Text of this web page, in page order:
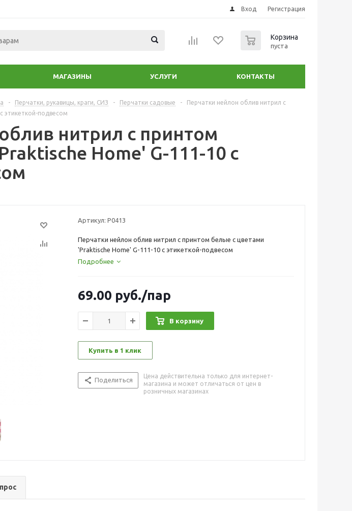
Вход Регистрация
Корзина
пуста
МАГАЗИНЫ УСЛУГИ КОНТАКТЫ
- Перчатки, рукавицы, краги, СИЗ - Перчатки садовые -
Перчатки нейлон облив нитрил с
этикеткой-подвесом
нитрил с принтом
Home' G-111-10 с
Артикул: Р0413
Перчатки нейлон облив нитрил с принтом белые с цветами
'Praktische Home' G-111-10 с этикеткой-подвесом
Подробнее
69.00 руб./пар
В корзину
Купить в 1 клик
Поделиться
Цена действительна только для интернет-
магазина и может отличаться от цен в
розничных магазинах